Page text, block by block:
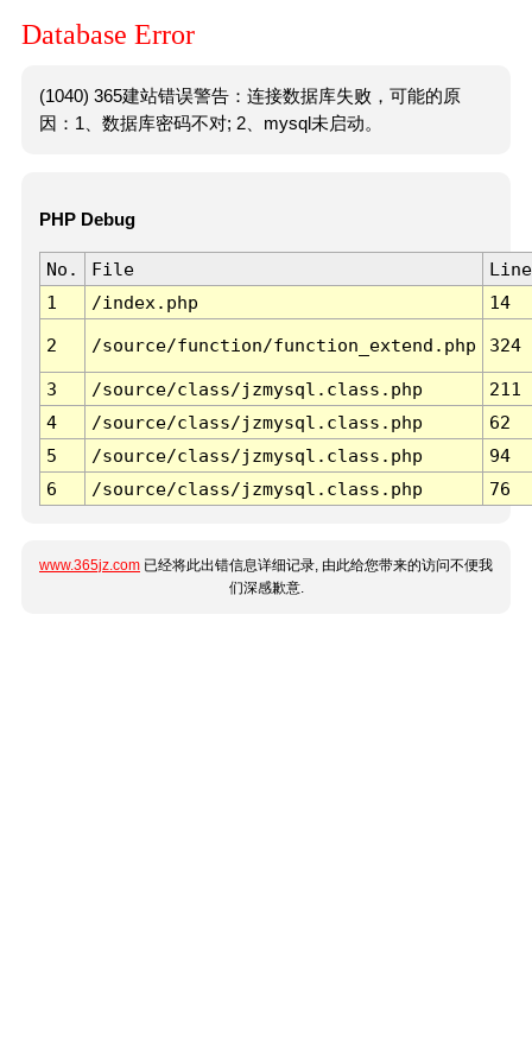
Database Error
(1040) 365建站错误警告：连接数据库失败，可能的原
因：1、数据库密码不对; 2、mysql未启动。
PHP Debug
No. File
Line
1
/index.php 14
2 /source/function/function_extend.php 324
3 /source/class/jzmysql.class.php
211
4
/source/class/jzmysql.class.php
62
5
/source/class/jzmysql.class.php
94
6
/source/class/jzmysql.class.php 76
www.365jz.com 已经将此出错信息详细记录, 由此给您带来的访问不便我
们深感歉意.